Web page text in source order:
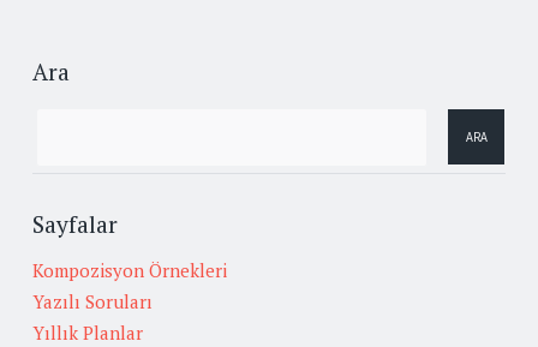
Ara
Sayfalar
Kompozisyon Örnekleri
Yazılı Soruları
Yıllık Planlar